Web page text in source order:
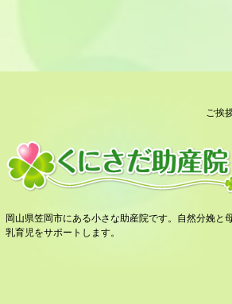
ご挨
岡山県笠岡市にある小さな助産院です。自然分娩と
乳育児をサポートします。